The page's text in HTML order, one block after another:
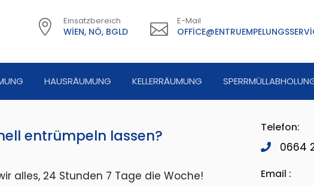
Einsatzbereich
WIEN, NÖ, BGLD
E-Mail
HAUSRÄUMUNG KELLERRÄUMUNG
entrümpeln lassen?
alles, 24 Stunden 7 Tage die Woche!
Telefon:
0664
Email :